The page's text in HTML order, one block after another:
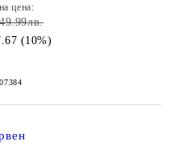
цена:
(10%)